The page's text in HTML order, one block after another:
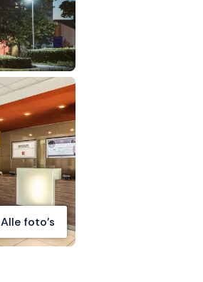
Alle foto's